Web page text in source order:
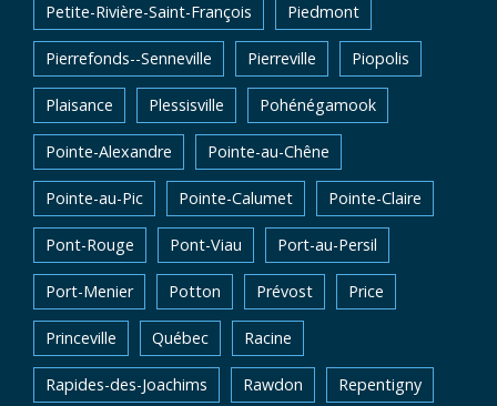
Petite-Rivière-Saint-François Piedmont
Pierrefonds--Senneville Pierreville Piopolis
Plaisance Plessisville Pohénégamook
Pointe-Alexandre Pointe-au-Chêne
Pointe-au-Pic Pointe-Calumet Pointe-Claire
Pont-Rouge Pont-Viau Port-au-Persil
Port-Menier Potton Prévost Price
Princeville Québec Racine
Rapides-des-Joachims Rawdon Repentigny